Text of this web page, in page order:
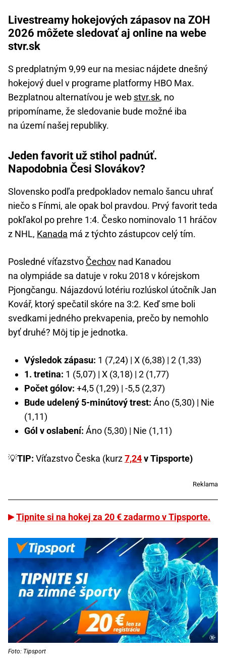
Livestreamy hokejových zápasov na ZOH
2026 môžete sledovať aj online na webe
stvr.sk
S predplatným 9,99 eur na mesiac nájdete dnešný
hokejový duel v programe platformy HBO Max.
Bezplatnou alternatívou je web stvr.sk, no
pripomíname, že sledovanie bude možné iba
na území našej republiky.
Jeden favorit už stihol padnúť.
Napodobnia Česi Slovákov?
Slovensko podľa predpokladov nemalo šancu uhrať
niečo s Fínmi, ale opak bol pravdou. Prvý favorit teda
pokľakol po prehre 1:4. Česko nominovalo 11 hráčov
z NHL, Kanada má z týchto zástupcov celý tím.
Posledné víťazstvo Čechov nad Kanadou
na olympiáde sa datuje v roku 2018 v kórejskom
Pjongčangu. Nájazdovú lotériu rozlúskol útočník Jan
Kovář, ktorý spečatil skóre na 3:2. Keď sme boli
svedkami jedného prekvapenia, prečo by nemohlo
byť druhé? Môj tip je jednotka.
Výsledok zápasu: 1 (7,24) | X (6,38) | 2 (1,33)
1. tretina: 1 (5,07) | X (3,18) | 2 (1,77)
Počet gólov: +4,5 (1,29) | -5,5 (2,37)
Bude udelený 5-minútový trest: Áno (5,30) | Nie
(1,11)
Gól v oslabení: Áno (5,30) | Nie (1,11)
💡TIP: Víťazstvo Česka (kurz7,24v Tipsporte)
Reklama
Tipnite si na hokej za 20 € zadarmo v Tipsporte.
Foto: Tipsport